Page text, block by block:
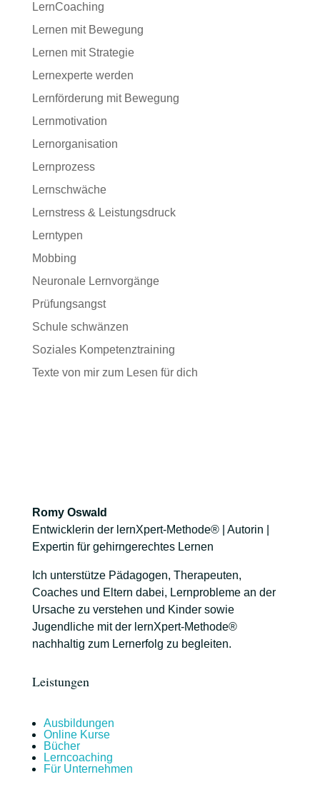
LernCoaching
Lernen mit Bewegung
Lernen mit Strategie
Lernexperte werden
Lernförderung mit Bewegung
Lernmotivation
Lernorganisation
Lernprozess
Lernschwäche
Lernstress & Leistungsdruck
Lerntypen
Mobbing
Neuronale Lernvorgänge
Prüfungsangst
Schule schwänzen
Soziales Kompetenztraining
Texte von mir zum Lesen für dich
Romy Oswald
Entwicklerin der lernXpert-Methode® | Autorin |
Expertin für gehirngerechtes Lernen
Ich unterstütze Pädagogen, Therapeuten,
Coaches und Eltern dabei, Lernprobleme an der
Ursache zu verstehen und Kinder sowie
Jugendliche mit der lernXpert-Methode®
nachhaltig zum Lernerfolg zu begleiten.
Leistungen
Ausbildungen
Online Kurse
Bücher
Lerncoaching
Für Unternehmen